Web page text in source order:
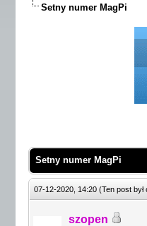
Setny numer MagPi
Setny numer MagPi
07-12-2020, 14:20 (Ten post
szopen